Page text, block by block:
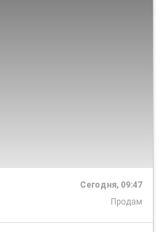
Сегодня, 09:47
Продам